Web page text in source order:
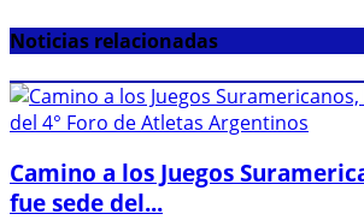
Noticias relacionadas
Camino a los Juegos
fue sede del...